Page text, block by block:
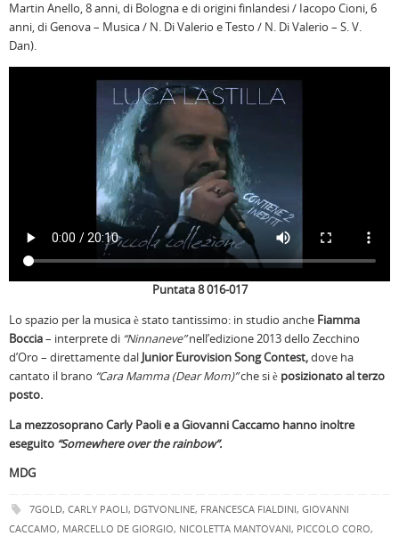
Martin Anello, 8 anni, di Bologna e di origini finlandesi / Iacopo Cioni, 6
anni, di Genova – Musica / N. Di Valerio e Testo / N. Di Valerio – S. V.
Dan).
Puntata 8 016-017
Lo spazio per la musica è stato tantissimo: in studio anche Fiamma
Boccia– interprete di “Ninnaneve”nell’edizione 2013 dello Zecchino
d’Oro – direttamente dal Junior Eurovision Song Contest,dove ha
cantato il brano “Cara Mamma (Dear Mom)”che si è posizionato al terzo
posto.
La mezzosoprano Carly Paoli e a Giovanni Caccamo hanno inoltre
eseguito “Somewhere over the rainbow”.
MDG
7GOLD, CARLY PAOLI, DGTVONLINE, FRANCESCA FIALDINI, GIOVANNI
CACCAMO, MARCELLO DE GIORGIO, NICOLETTA MANTOVANI, PICCOLO CORO,